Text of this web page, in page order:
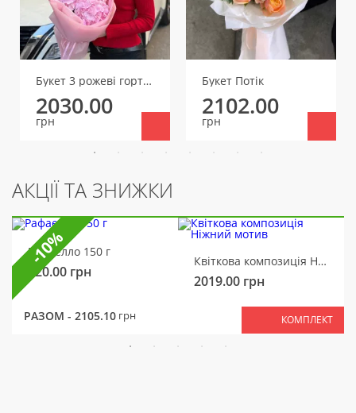
Букет 3 рожеві гортензії
2030.00
грн
Букет Потік
2102.00
грн
АКЦІЇ ТА ЗНИЖКИ
Рафаелло 150 г
320.00 грн
Квіткова композиція Ніжний мотив
2019.00 грн
РАЗОМ - 2105.10 грн КОМПЛЕКТ
-10%